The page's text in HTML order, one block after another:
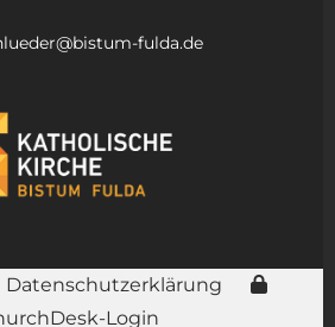
fulda.de
Datenschutzerklärung
Login